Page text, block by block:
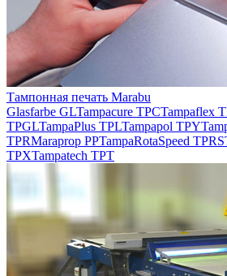
Тампонная печать Marabu
Glasfarbe GLTampacure TPCTampaflex
TPGLTampaPlus TPLTampapol TPY
TPRMaraprop PPTampaRotaSpeed TPRS
TPXTampatech TPT